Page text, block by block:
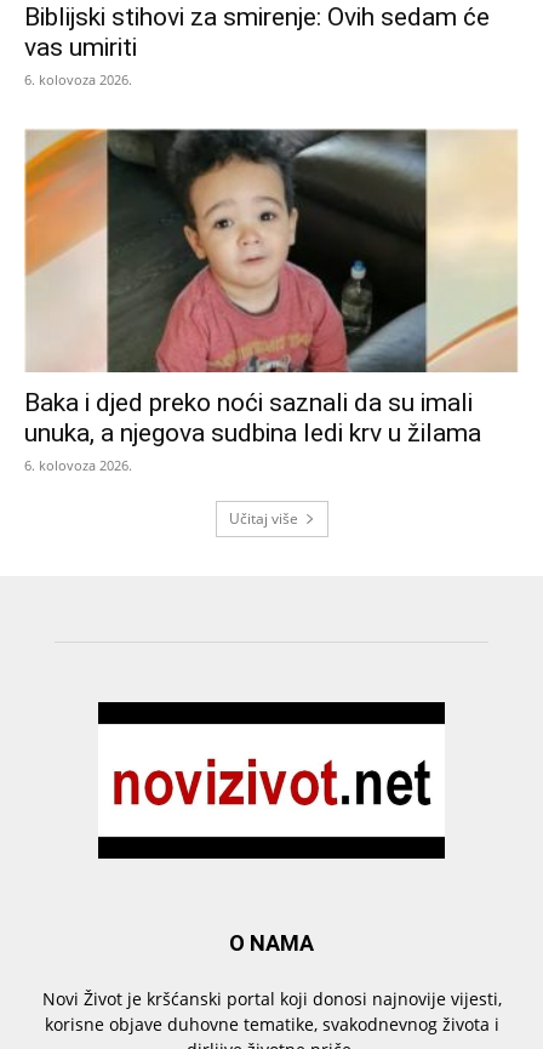
Biblijski stihovi za smirenje: Ovih sedam će
vas umiriti
6. kolovoza 2026.
Baka i djed preko noći saznali da su imali
unuka, a njegova sudbina ledi krv u žilama
6. kolovoza 2026.
Učitaj više
O NAMA
Novi Život je kršćanski portal koji donosi najnovije vijesti,
korisne objave duhovne tematike, svakodnevnog života i